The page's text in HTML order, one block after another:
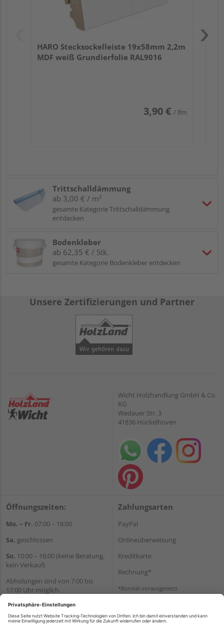
HARO Stecksockelleiste 19x58mm 2,2m
MDF weiß Grundierfolie RAL9016
3,90 € / lfm
Trittschalldämmung
ab 3,00 € / m²
gesamte Kategorie Trittschalldämmung
entdecken
Bodenkleber
ab 62,35 € / Stk.
gesamte Kategorie Bodenkleber entdecken
Unsere Zertifizierungen und Partner
Wicht Holzhandlung GmbH & Co.
KG
Wedauer Str. 3
41836 Hückelhoven
Öffnungszeiten:
Mo. – Fr. 07:00 – 18:00
Sa. geschlossen
So. 10:00 – 16:00 (keine Beratung,
kein Verkauf)
Abholungen sind von 7:00 bis
17:00 Uhr möglich.
Wir helfen Ihnen gerne
weiter
Zahlungsarten
PayPal
Onlineüberweisung
Kreditkarte
Rechnung*
*Bonität vorausgesetzt
Versandkosten